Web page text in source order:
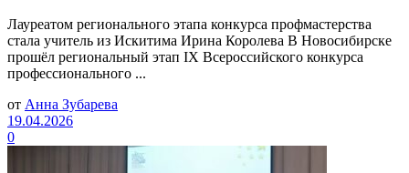
Лауреатом регионального этапа конкурса профмастерства
стала учитель из Искитима Ирина Королева В Новосибирске
прошёл региональный этап IX Всероссийского конкурса
профессионального ...
от Анна Зубарева
19.04.2026
0